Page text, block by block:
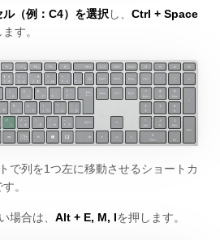
（例：C4）を選択し、 Ctrl + Space
す。
で列を1つ左に移動させるショートカ
。
場合は、 Alt + E, M, Iを押します。